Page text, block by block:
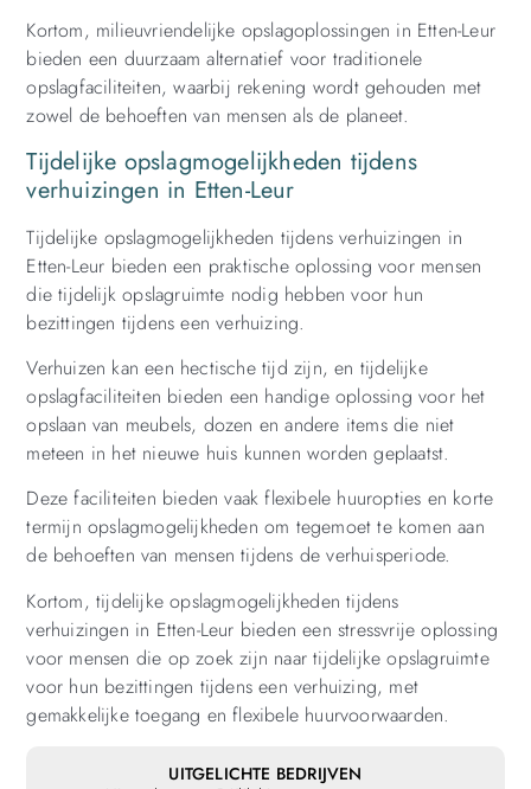
Kortom, milieuvriendelijke opslagoplossingen in Etten-Leur
bieden een duurzaam alternatief voor traditionele
opslagfaciliteiten, waarbij rekening wordt gehouden met
zowel de behoeften van mensen als de planeet.
Tijdelijke opslagmogelijkheden tijdens
verhuizingen in Etten-Leur
Tijdelijke opslagmogelijkheden tijdens verhuizingen in
Etten-Leur bieden een praktische oplossing voor mensen
die tijdelijk opslagruimte nodig hebben voor hun
bezittingen tijdens een verhuizing.
Verhuizen kan een hectische tijd zijn, en tijdelijke
opslagfaciliteiten bieden een handige oplossing voor het
opslaan van meubels, dozen en andere items die niet
meteen in het nieuwe huis kunnen worden geplaatst.
Deze faciliteiten bieden vaak flexibele huuropties en korte
termijn opslagmogelijkheden om tegemoet te komen aan
de behoeften van mensen tijdens de verhuisperiode.
Kortom, tijdelijke opslagmogelijkheden tijdens
verhuizingen in Etten-Leur bieden een stressvrije oplossing
voor mensen die op zoek zijn naar tijdelijke opslagruimte
voor hun bezittingen tijdens een verhuizing, met
gemakkelijke toegang en flexibele huurvoorwaarden.
UITGELICHTE BEDRIJVEN